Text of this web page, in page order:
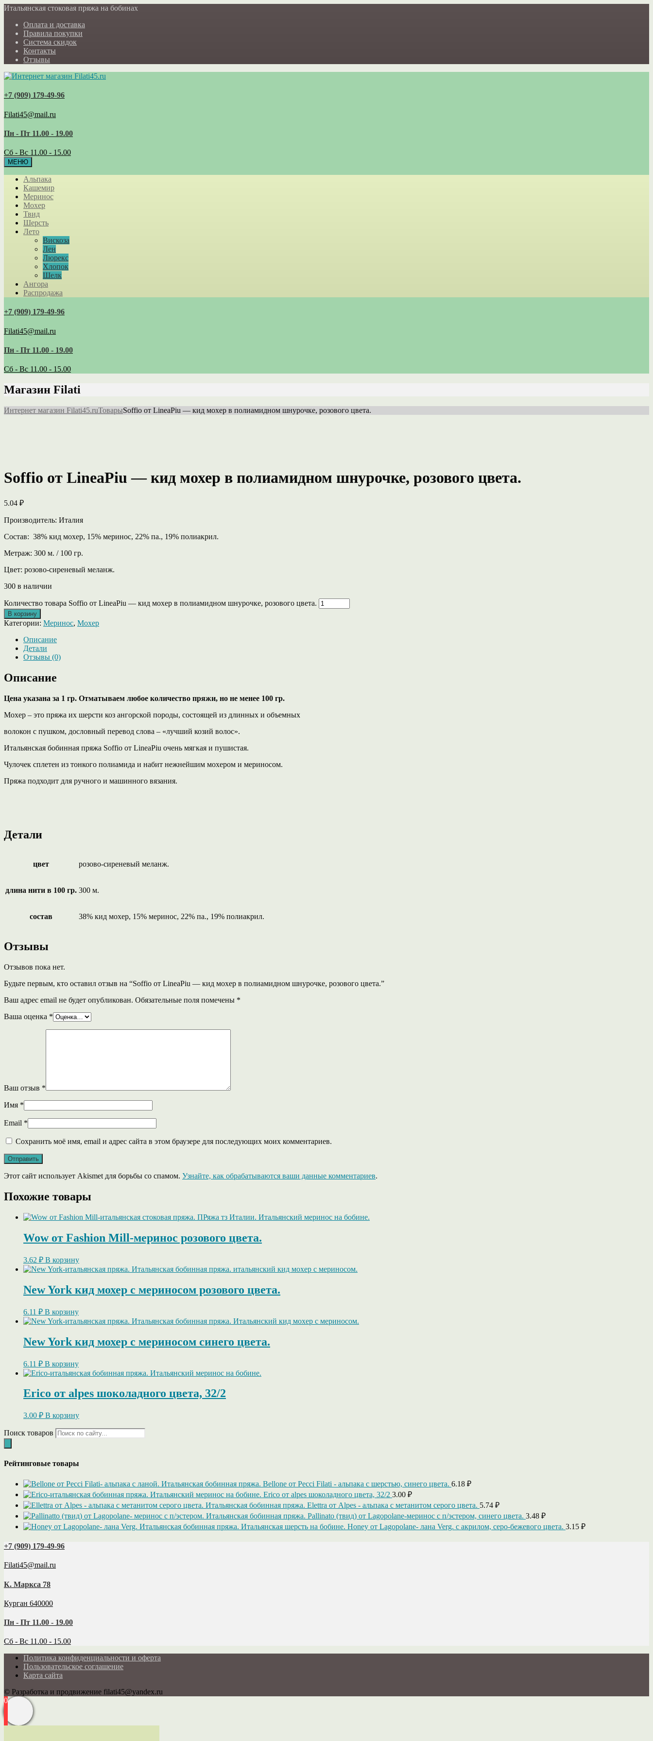
Итальянская стоковая пряжа на бобинах
Оплата и доставка
Правила покупки
Система скидок
Контакты
Отзывы
+7 (909) 179‑49-96
Filati45@mail.ru
Пн - Пт 11.00 - 19.00
Сб - Вс 11.00 - 15.00
МЕНЮ
Альпака
Кашемир
Меринос
Мохер
Твид
Шерсть
Лето
Вискоза
Лен
Люрекс
Хлопок
Шелк
Ангора
Распродажа
+7 (909) 179‑49-96
Filati45@mail.ru
Пн - Пт 11.00 - 19.00
Сб - Вс 11.00 - 15.00
Магазин Filati
Интернет магазин Filati45.ruТоварыSoffio от LineaPiu — кид мохер в полиамидном шнурочке, розового цвета.
Soffio от LineaPiu — кид мохер в полиамидном шнурочке, розового цвета.
5.04 ₽
Производитель: Италия
Состав: 38% кид мохер, 15% меринос, 22% па., 19% полиакрил.
Метраж: 300 м. / 100 гр.
Цвет: розово-сиреневый меланж.
300 в наличии
Количество товара Soffio от LineaPiu — кид мохер в полиамидном шнурочке, розового цвета.
В корзину
Категории: Меринос, Мохер
Описание
Детали
Отзывы (0)
Описание
Цена указана за 1 гр. Отматываем любое количество пряжи, но не менее 100 гр.
Мохер – это пряжа их шерсти коз ангорской породы, состоящей из длинных и объемных
волокон с пушком, дословный перевод слова – «лучший козий волос».
Итальянская бобинная пряжа Soffio от LineaPiu очень мягкая и пушистая.
Чулочек сплетен из тонкого полиамида и набит нежнейшим мохером и мериносом.
Пряжа подходит для ручного и машинного вязания.
Детали
цвет розово-сиреневый меланж.
длина нити в 100 гр. 300 м.
состав 38% кид мохер, 15% меринос, 22% па., 19% полиакрил.
Отзывы
Отзывов пока нет.
Будьте первым, кто оставил отзыв на “Soffio от LineaPiu — кид мохер в полиамидном шнурочке, розового цвета.”
Ваш адрес email не будет опубликован. Обязательные поля помечены *
Ваша оценка *
Ваш отзыв *
Имя *
Email *
Сохранить моё имя, email и адрес сайта в этом браузере для последующих моих комментариев.
Этот сайт использует Akismet для борьбы со спамом. Узнайте, как обрабатываются ваши данные комментариев.
Похожие товары
Wow от Fashion Mill-меринос розового цвета.
3.62 ₽ В корзину
New York кид мохер с мериносом розового цвета.
6.11 ₽ В корзину
New York кид мохер с мериносом синего цвета.
6.11 ₽ В корзину
Erico от alpes шоколадного цвета, 32/2
3.00 ₽ В корзину
Поиск товаров
Рейтинговые товары
Bellone от Pecci Filati - альпака с шерстью, синего цвета. 6.18 ₽
Erico от alpes шоколадного цвета, 32/2 3.00 ₽
Elettra от Alpes - альпака c метанитом серого цвета. 5.74 ₽
Pallinato (твид) от Lagopolane-меринос с п/эстером, синего цвета. 3.48 ₽
Honey от Lagopolane- лана Verg. с акрилом, серо-бежевого цвета. 3.15 ₽
+7 (909) 179‑49-96
Filati45@mail.ru
К. Маркса 78
Курган 640000
Пн - Пт 11.00 - 19.00
Сб - Вс 11.00 - 15.00
Политика конфиденциальности и оферта
Пользовательское соглашение
Карта сайта
© Разработка и продвижение filati45@yandex.ru
0